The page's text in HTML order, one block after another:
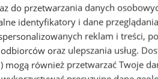
do przetwarzania danych
identyfikatory i dane
reklam i treści,
oraz ulepszania usług.
mogą również przetwarzać Twoje